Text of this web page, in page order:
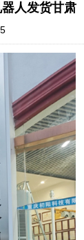
人发货甘肃